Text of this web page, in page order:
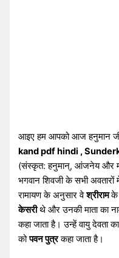
आइए हम आपको आज हनुमान
kand pdf hindi ,
(संस्कृत: हनुमान्, आंजनेय और
भगवान शिवजी के सभी अवतारों
रामायण के अनुसार वेश्रीरामके
केसरीथे और उनकी माता का
कहा जाता है। उन्हें वायु देवता
कोपवन पुत्रकहा जाता है।